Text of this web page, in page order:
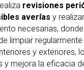
revisiones
averías y
necesarias,
limpiar
y exteriores,
y mejora la eficacia